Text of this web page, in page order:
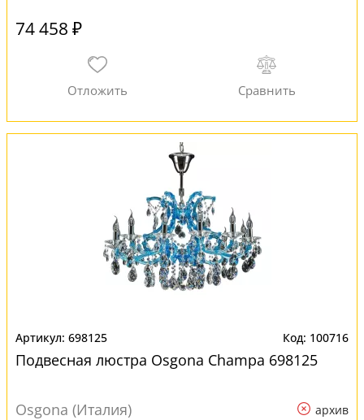
74 458 ₽
698125 100716
Подвесная люстра Osgona Champa 698125
Osgona (Италия) архив